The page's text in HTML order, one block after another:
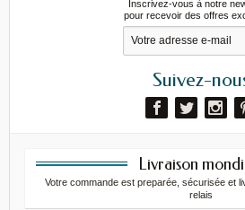
Inscrivez-vous à notre
pour recevoir des offres
Suivez-
Livraison
Votre commande est preparée, sécurisée et
relais